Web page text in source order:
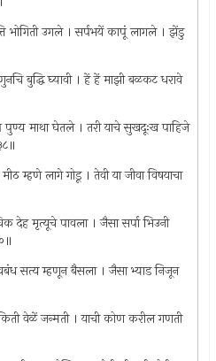
भोगिती उगले । सर्पभयें कापूं लागले । झेंडु
बुद्धि घ्यावी । हें हें माझी बळकट धरावे
माथा घेतले । तरी याचे सुखदूःख पाहिजे
म्हणे लागे गोडू । तेवी या जीवा विषयाचा
देह मृत्यूचे पावला । जैसा सर्पा भिउनी
सत्य म्हणून बैसला । जैसा भ्याड निजून
वेळें जन्मती । याची कोण करील गणती